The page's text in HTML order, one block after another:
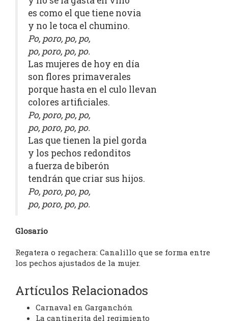
es como el que tiene novia
y no le toca el chumino.
Po, poro, po, po,
po, poro, po, po.
Las mujeres de hoy en día
son flores primaverales
porque hasta en el culo llevan
colores artificiales.
Po, poro, po, po,
po, poro, po, po.
Las que tienen la piel gorda
y los pechos redonditos
a fuerza de biberón
tendrán que criar sus hijos.
Po, poro, po, po,
po, poro, po, po.
Glosario
Regatera o regachera: Canalillo que se forma entre
los pechos ajustados de la mujer.
Artículos Relacionados
Carnaval en Garganchón
La cantinerita del regimiento